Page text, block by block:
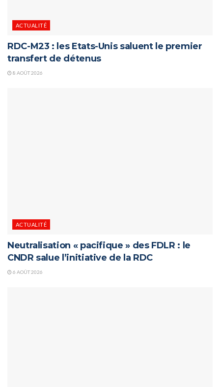
ACTUALITÉ
RDC-M23 : les Etats-Unis saluent le premier
transfert de détenus
8 AOÛT 2026
ACTUALITÉ
Neutralisation « pacifique » des FDLR : le
CNDR salue l’initiative de la RDC
6 AOÛT 2026